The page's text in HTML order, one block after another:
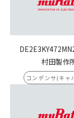
村田製作
コンデンサ(キャ